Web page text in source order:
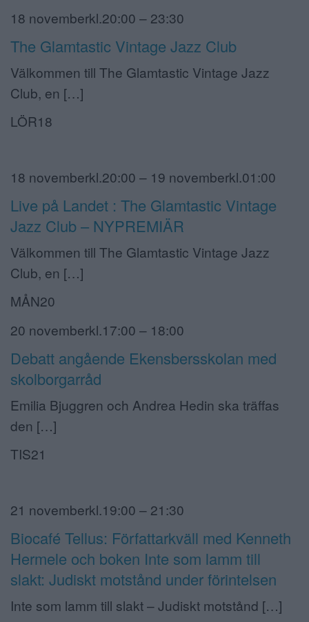
18 novemberkl.20:00 – 23:30
The Glamtastic Vintage Jazz Club
Välkommen till The Glamtastic Vintage Jazz
Club, en […]
LÖR18
18 novemberkl.20:00 – 19 novemberkl.01:00
Live på Landet : The Glamtastic Vintage
Jazz Club – NYPREMIÄR
Välkommen till The Glamtastic Vintage Jazz
Club, en […]
MÅN20
20 novemberkl.17:00 – 18:00
Debatt angående Ekensbersskolan med
skolborgarråd
Emilia Bjuggren och Andrea Hedin ska träffas
den […]
TIS21
21 novemberkl.19:00 – 21:30
Biocafé Tellus: Författarkväll med Kenneth
Hermele och boken Inte som lamm till
slakt: Judiskt motstånd under förintelsen
Inte som lamm till slakt – Judiskt motstånd […]